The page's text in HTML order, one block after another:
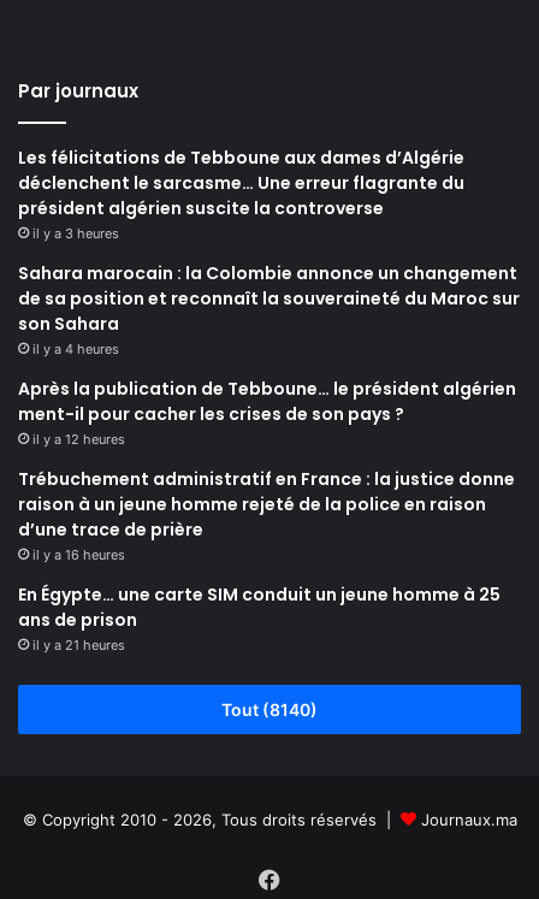
Par journaux
Les félicitations de Tebboune aux dames d’Algérie
déclenchent le sarcasme… Une erreur flagrante du
président algérien suscite la controverse
il y a 3 heures
Sahara marocain : la Colombie annonce un changement
de sa position et reconnaît la souveraineté du Maroc sur
son Sahara
il y a 4 heures
Après la publication de Tebboune… le président algérien
ment-il pour cacher les crises de son pays ?
il y a 12 heures
Trébuchement administratif en France : la justice donne
raison à un jeune homme rejeté de la police en raison
d’une trace de prière
il y a 16 heures
En Égypte… une carte SIM conduit un jeune homme à 25
ans de prison
il y a 21 heures
Tout (8140)
© Copyright 2010 - 2026, Tous droits réservés | Journaux.ma
Facebook